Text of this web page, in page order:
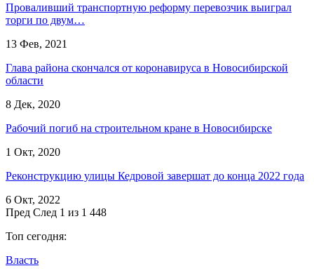
Проваливший транспортную реформу перевозчик выиграл
торги по двум…
13 Фев, 2021
Глава района скончался от коронавируса в Новосибирской
области
8 Дек, 2020
Рабочий погиб на строительном кране в Новосибирске
1 Окт, 2020
Реконструкцию улицы Кедровой завершат до конца 2022 года
6 Окт, 2022
Пред След 1 из 1 448
Топ сегодня:
Власть